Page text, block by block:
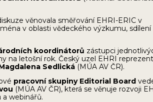
věnovala směřování EHRI-ERIC v
v oblasti vědeckého výzkumu, sdílení
koordinátorů zástupci
na letošní rok. Český uzel EHRI
Sedlická (MÚA AV ČR).
pracovní skupiny Editorial Board
(MÚA AV ČR), která se věnuje rozvoji
webinářů.